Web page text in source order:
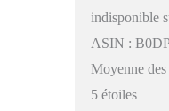
indisponible
ASIN :
Moyenne
5 étoiles